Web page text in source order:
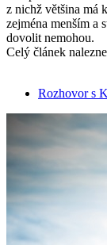
z nichž většina má
zejména menším a
dovolit nemohou.
Celý článek
Rozhovor s